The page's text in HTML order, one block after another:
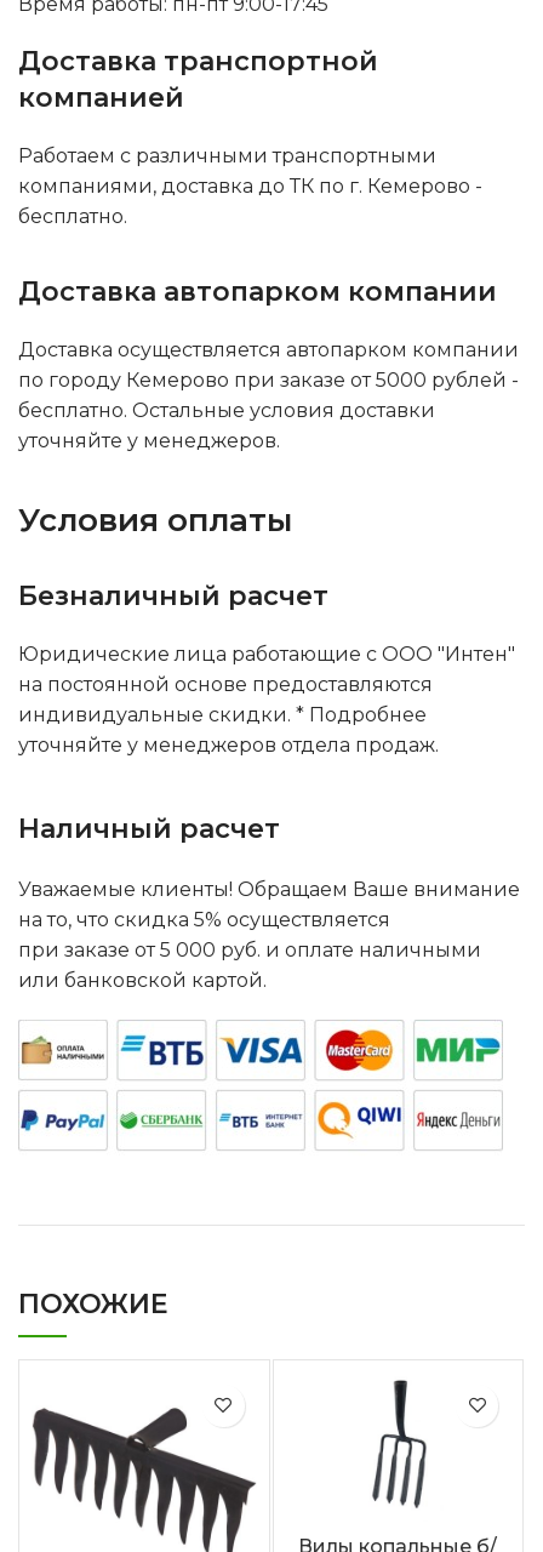
Доставка транспортной
компанией
Работаем с различными транспортными
компаниями, доставка до ТК по г. Кемерово -
бесплатно.
Доставка автопарком компании
Доставка осуществляется автопарком компании
по городу Кемерово при заказе от 5000 рублей -
бесплатно. Остальные условия доставки
уточняйте у менеджеров.
Условия оплаты
Безналичный расчет
Юридические лица работающие с ООО "Интен"
на постоянной основе предоставляются
индивидуальные скидки. * Подробнее
уточняйте у менеджеров отдела продаж.
Наличный расчет
Уважаемые клиенты! Обращаем Ваше внимание
на то, что скидка 5% осуществляется
при заказе от 5 000 руб. и оплате наличными
или банковской картой.
ПОХОЖИЕ
Вилы копальные б/